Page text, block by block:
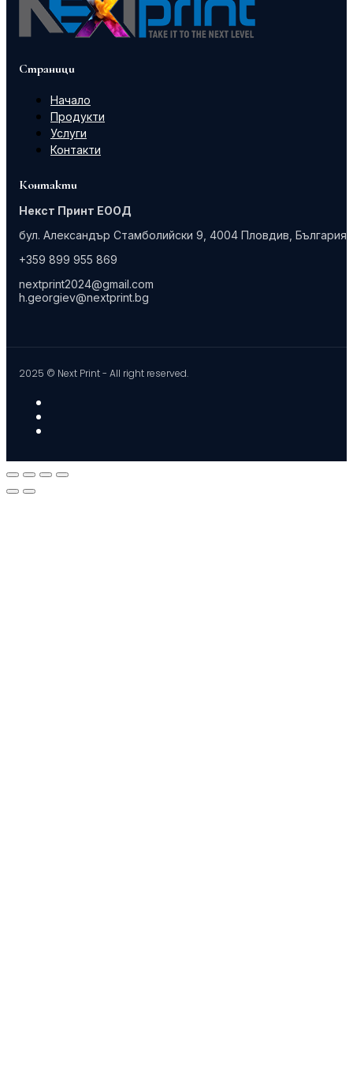
Страници
Начало
Продукти
Услуги
Контакти
Контакти
Некст Принт ЕООД
бул. Александър Стамболийски 9, 4004 Пловдив, България
+359 899 955 869
nextprint2024@gmail.com
h.georgiev@nextprint.bg
2025 © Next Print - All right reserved.